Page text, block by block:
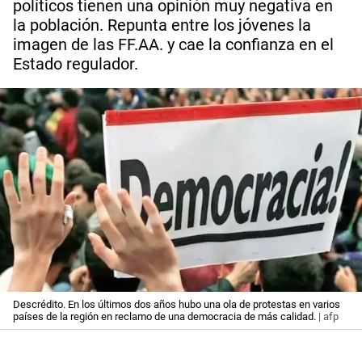
políticos tienen una opinión muy negativa en
la población. Repunta entre los jóvenes la
imagen de las FF.AA. y cae la confianza en el
Estado regulador.
Descrédito. En los últimos dos años hubo una ola de protestas en varios
países de la región en reclamo de una democracia de más calidad. | afp